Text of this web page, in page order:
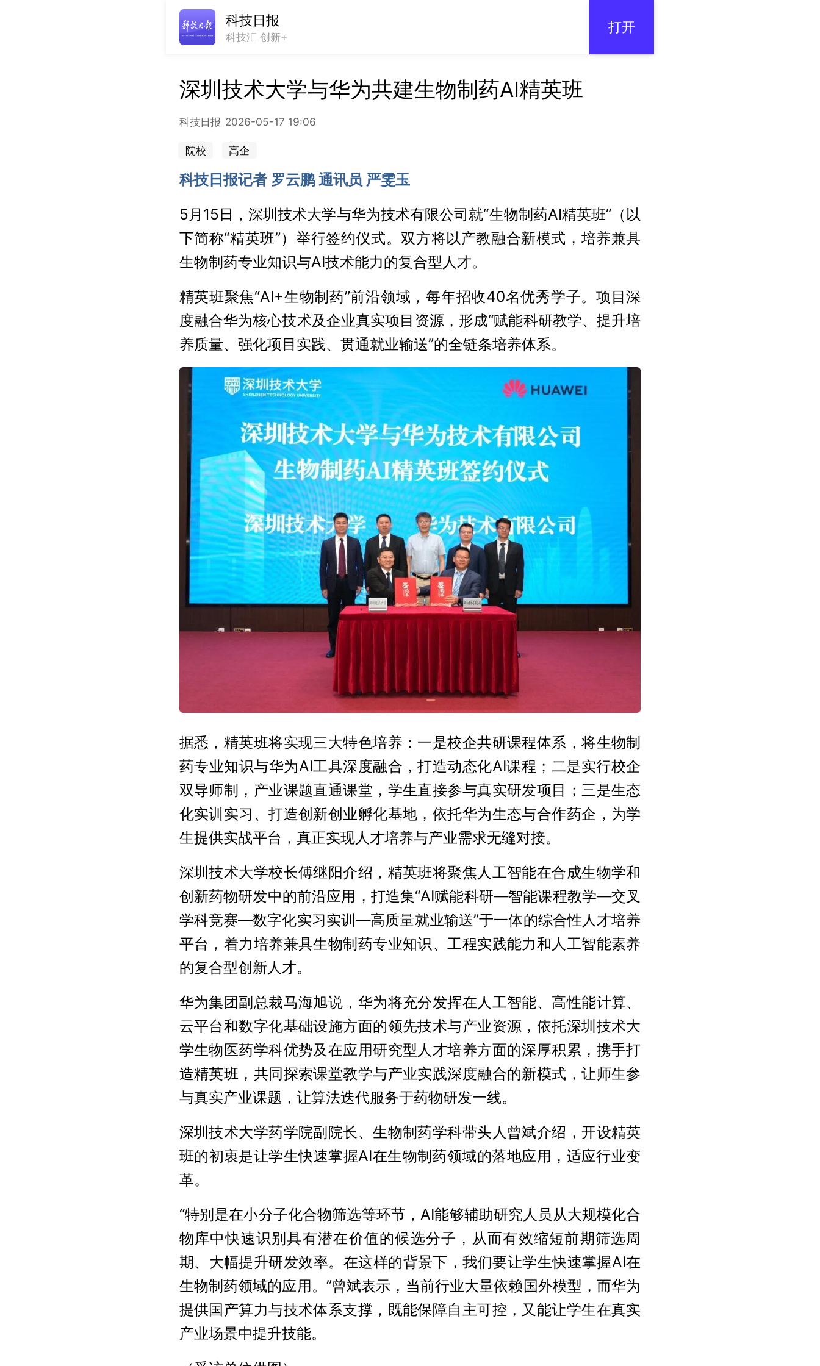
科技日报
科技汇 创新+
打开
深圳技术大学与华为共建生物制药AI精英班
科技日报 2026-05-17 19:06
院校 高企
科技日报记者 罗云鹏 通讯员 严雯玉
5月15日，深圳技术大学与华为技术有限公司就“生物制药AI精英班”（以
下简称“精英班”）举行签约仪式。双方将以产教融合新模式，培养兼具
生物制药专业知识与AI技术能力的复合型人才。
精英班聚焦“AI+生物制药”前沿领域，每年招收40名优秀学子。项目深
度融合华为核心技术及企业真实项目资源，形成“赋能科研教学、提升培
养质量、强化项目实践、贯通就业输送”的全链条培养体系。
据悉，精英班将实现三大特色培养：一是校企共研课程体系，将生物制
药专业知识与华为AI工具深度融合，打造动态化AI课程；二是实行校企
双导师制，产业课题直通课堂，学生直接参与真实研发项目；三是生态
化实训实习、打造创新创业孵化基地，依托华为生态与合作药企，为学
生提供实战平台，真正实现人才培养与产业需求无缝对接。
深圳技术大学校长傅继阳介绍，精英班将聚焦人工智能在合成生物学和
创新药物研发中的前沿应用，打造集“AI赋能科研—智能课程教学—交叉
学科竞赛—数字化实习实训—高质量就业输送”于一体的综合性人才培养
平台，着力培养兼具生物制药专业知识、工程实践能力和人工智能素养
的复合型创新人才。
华为集团副总裁马海旭说，华为将充分发挥在人工智能、高性能计算、
云平台和数字化基础设施方面的领先技术与产业资源，依托深圳技术大
学生物医药学科优势及在应用研究型人才培养方面的深厚积累，携手打
造精英班，共同探索课堂教学与产业实践深度融合的新模式，让师生参
与真实产业课题，让算法迭代服务于药物研发一线。
深圳技术大学药学院副院长、生物制药学科带头人曾斌介绍，开设精英
班的初衷是让学生快速掌握AI在生物制药领域的落地应用，适应行业变
革。
“特别是在小分子化合物筛选等环节，AI能够辅助研究人员从大规模化合
物库中快速识别具有潜在价值的候选分子，从而有效缩短前期筛选周
期、大幅提升研发效率。在这样的背景下，我们要让学生快速掌握AI在
生物制药领域的应用。”曾斌表示，当前行业大量依赖国外模型，而华为
提供国产算力与技术体系支撑，既能保障自主可控，又能让学生在真实
产业场景中提升技能。